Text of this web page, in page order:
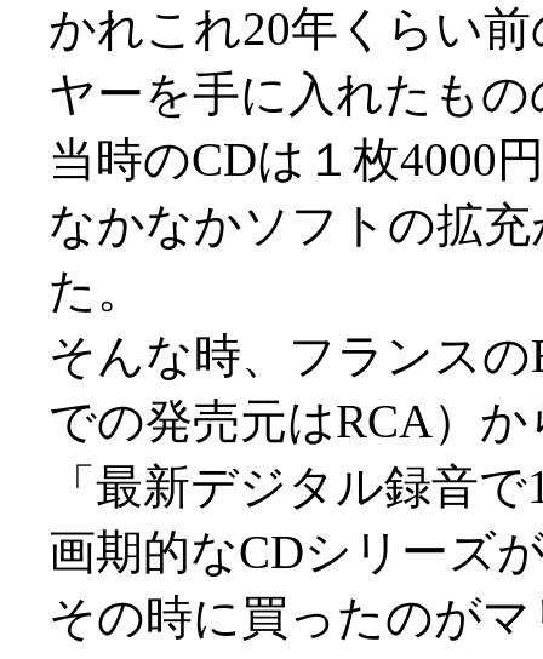
かれこれ20年くらい
ヤーを手に入れたもの
当時のCDは１枚4000
なかなかソフトの拡
た。
そんな時、フランス
での発売元はRCA）か
「最新デジタル録音
画期的なCDシリーズ
その時に買ったのが